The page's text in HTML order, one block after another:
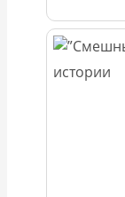
истории